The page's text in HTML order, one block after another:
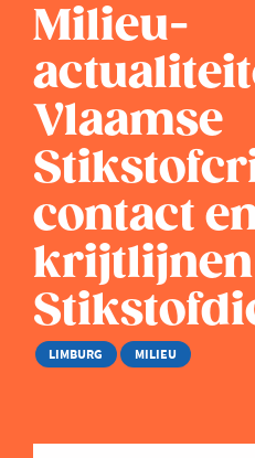
Milieu-
Vlaamse
contact
krijtlijnen
LIMBURG MILIEU